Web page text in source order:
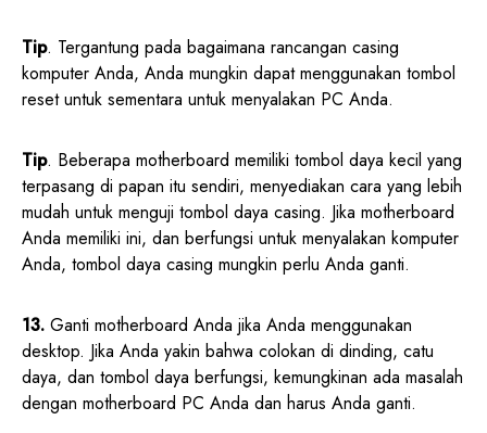
Tip. Tergantung pada bagaimana rancangan casing
komputer Anda, Anda mungkin dapat menggunakan tombol
reset untuk sementara untuk menyalakan PC Anda.
Tip. Beberapa motherboard memiliki tombol daya kecil yang
terpasang di papan itu sendiri, menyediakan cara yang lebih
mudah untuk menguji tombol daya casing. Jika motherboard
Anda memiliki ini, dan berfungsi untuk menyalakan komputer
Anda, tombol daya casing mungkin perlu Anda ganti.
13. Ganti motherboard Anda jika Anda menggunakan
desktop. Jika Anda yakin bahwa colokan di dinding, catu
daya, dan tombol daya berfungsi, kemungkinan ada masalah
dengan motherboard PC Anda dan harus Anda ganti.